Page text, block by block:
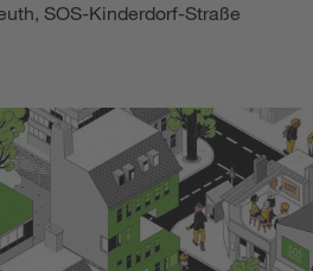
SOS-Kinderdorf-Straße